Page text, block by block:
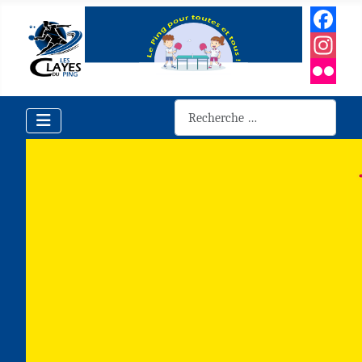
Facebook
Flickr